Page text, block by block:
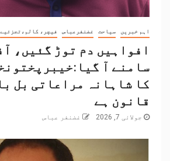
اہم خبریں سیاحت غضنفرعباس فیچر، کالم،تجزئیے
افواہیں دم توڑ گئیں،
سامنے آ
کا شاہانہ مراعاتی بل
قانون ہے
جولائی 7, 2026 غضنفر عباس